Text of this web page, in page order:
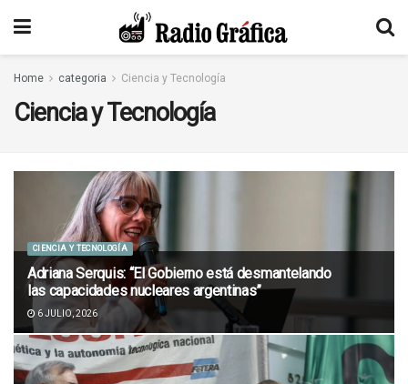
Home categoria Ciencia y Tecnología
Ciencia y Tecnología
CIENCIA Y TECNOLOGÍA
Adriana Serquis: “El Gobierno está desmantelando
las capacidades nucleares argentinas”
6 JULIO, 2026